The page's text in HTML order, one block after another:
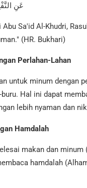
عَنِ
Sa'id Al-Khudri,
(HR. Bukhari)
Perlahan-Lahan
untuk minum dengan
Hal ini dapat
lebih nyaman dan
Hamdalah
makan dan minum
hamdalah